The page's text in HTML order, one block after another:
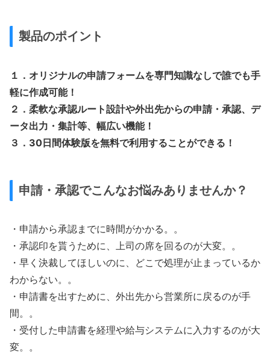
製品のポイント
１．オリジナルの申請フォームを専門知識なしで誰でも手
軽に作成可能！
２．柔軟な承認ルート設計や外出先からの申請・承認、デ
ータ出力・集計等、幅広い機能！
３．30日間体験版を無料で利用することができる！
申請・承認でこんなお悩みありませんか？
・申請から承認までに時間がかかる。。
・承認印を貰うために、上司の席を回るのが大変。。
・早く決裁してほしいのに、どこで処理が止まっているか
わからない。。
・申請書を出すために、外出先から営業所に戻るのが手
間。。
・受付した申請書を経理や給与システムに入力するのが大
変。。